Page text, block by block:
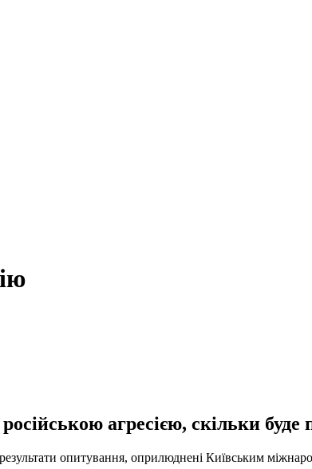
агресією, скільки буде
опитування, оприлюднені Київським